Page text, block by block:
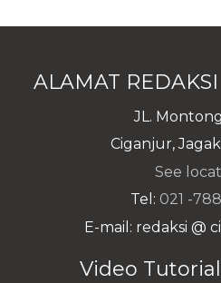
ALAMAT
JL.
Ciganjur,
See
Tel: 021 -
E-mail: redaksi @
Video